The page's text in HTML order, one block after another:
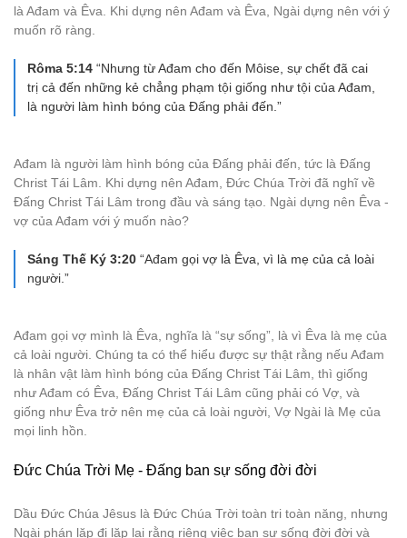
là Ađam và Êva. Khi dựng nên Ađam và Êva, Ngài dựng nên với ý
muốn rõ ràng.
Rôma 5:14 “Nhưng từ Ađam cho đến Môise, sự chết đã cai
trị cả đến những kẻ chẳng phạm tội giống như tội của Ađam,
là người làm hình bóng của Ðấng phải đến.”
Ađam là người làm hình bóng của Đấng phải đến, tức là Đấng
Christ Tái Lâm. Khi dựng nên Ađam, Đức Chúa Trời đã nghĩ về
Đấng Christ Tái Lâm trong đầu và sáng tạo. Ngài dựng nên Êva -
vợ của Ađam với ý muốn nào?
Sáng Thế Ký 3:20 “Ađam gọi vợ là Êva, vì là mẹ của cả loài
người.”
Ađam gọi vợ mình là Êva, nghĩa là “sự sống”, là vì Êva là mẹ của
cả loài người. Chúng ta có thể hiểu được sự thật rằng nếu Ađam
là nhân vật làm hình bóng của Đấng Christ Tái Lâm, thì giống
như Ađam có Êva, Đấng Christ Tái Lâm cũng phải có Vợ, và
giống như Êva trở nên mẹ của cả loài người, Vợ Ngài là Mẹ của
mọi linh hồn.
Đức Chúa Trời Mẹ - Đấng ban sự sống đời đời
Dầu Đức Chúa Jêsus là Đức Chúa Trời toàn tri toàn năng, nhưng
Ngài phán lặp đi lặp lại rằng riêng việc ban sự sống đời đời và